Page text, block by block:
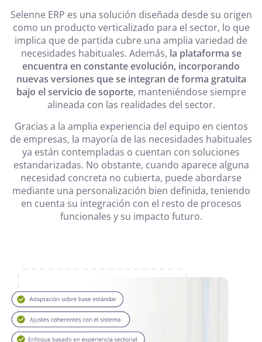
Selenne ERP es una solución diseñada desde su origen
como un producto verticalizado para el sector, lo que
implica que de partida cubre una amplia variedad de
necesidades habituales. Además, la plataforma se
encuentra en constante evolución, incorporando
nuevas versiones que se integran de forma gratuita
bajo el servicio de soporte, manteniéndose siempre
alineada con las realidades del sector.
Gracias a la amplia experiencia del equipo en cientos
de empresas, la mayoría de las necesidades habituales
ya están contempladas o cuentan con soluciones
estandarizadas. No obstante, cuando aparece alguna
necesidad concreta no cubierta, puede abordarse
mediante una personalización bien definida, teniendo
en cuenta su integración con el resto de procesos
funcionales y su impacto futuro.